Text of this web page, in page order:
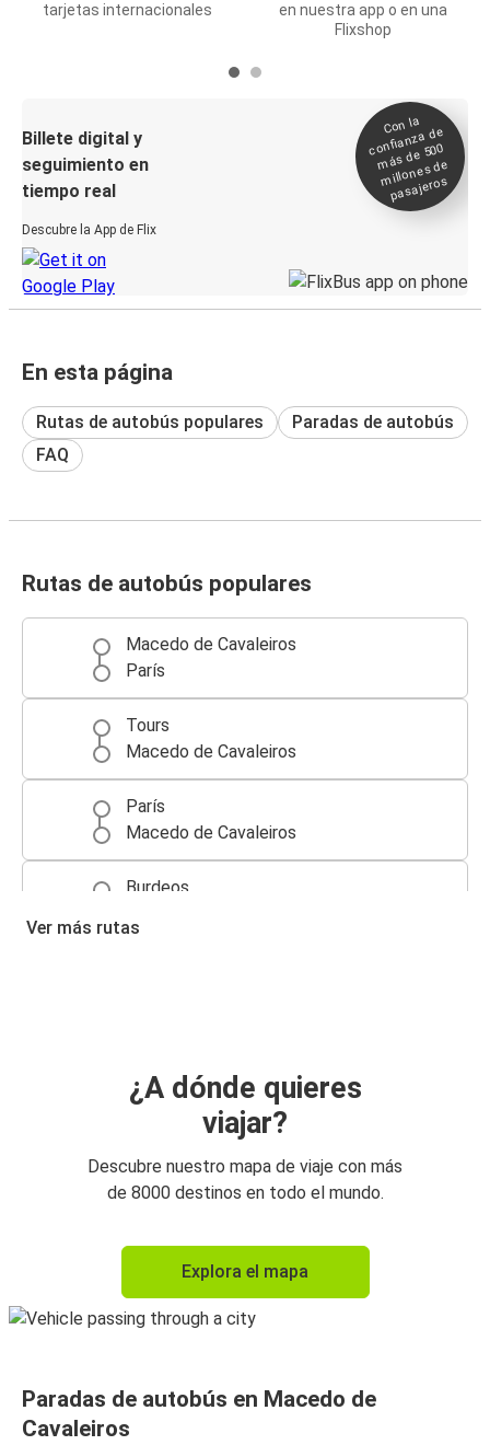
tarjetas internacionales
en nuestra app o en una
Flixshop
Billete digital y
seguimiento en
tiempo real
Descubre la App de Flix
Con la
confianza de
más de 500
millones de
pasajeros
En esta página
Rutas de autobús populares
Paradas de autobús
FAQ
Rutas de autobús populares
Macedo de Cavaleiros
París
Tours
Macedo de Cavaleiros
París
Macedo de Cavaleiros
Burdeos
Macedo de Cavaleiros
Macedo de Cavaleiros
Macedo de Cavaleiros
Lausana
Macedo de Cavaleiros
Ver más rutas
¿A dónde quieres
viajar?
Descubre nuestro mapa de viaje con más
de 8000 destinos en todo el mundo.
Explora el mapa
Paradas de autobús en Macedo de
Cavaleiros